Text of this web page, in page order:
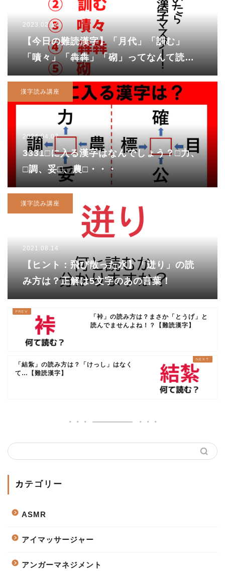
2023.02.14
【今日の難読漢字】「月代」「訓む」
「嘖々」「犇犇」「砌」ってなんて読
む？
漢字読み講座
2024.04.07
3331□に入る漢字はなんでしょう？□力、
□調、妥□、農□・・・
漢字読み講座
2021.08.14
【ヒント：飛び散った水】「迸り」の読
み方は？正解は5文字のあの言葉！
「裃」の読み方は？まさか「とうげ」と
読んでませんよね！？【難読漢字】
「結紮」の読み方は？「けっし」はなく
て…【難読漢字】
カテゴリー
ASMR
アイマッサージャー
アンガーマネジメント